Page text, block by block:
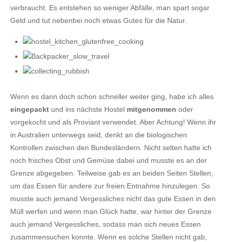
verbraucht. Es entstehen so weniger Abfälle, man spart sogar
Geld und tut nebenbei noch etwas Gutes für die Natur.
Wenn es dann doch schon schneller weiter ging, habe ich alles
eingepackt und ins nächste Hostel mitgenommen oder
vorgekocht und als Proviant verwendet. Aber Achtung! Wenn ihr
in Australien unterwegs seid, denkt an die biologischen
Kontrollen zwischen den Bundesländern. Nicht selten hatte ich
noch frisches Obst und Gemüse dabei und musste es an der
Grenze abgegeben. Teilweise gab es an beiden Seiten Stellen,
um das Essen für andere zur freien Entnahme hinzulegen. So
musste auch jemand Vergessliches nicht das gute Essen in den
Müll werfen und wenn man Glück hatte, war hinter der Grenze
auch jemand Vergessliches, sodass man sich neues Essen
zusammensuchen konnte. Wenn es solche Stellen nicht gab,